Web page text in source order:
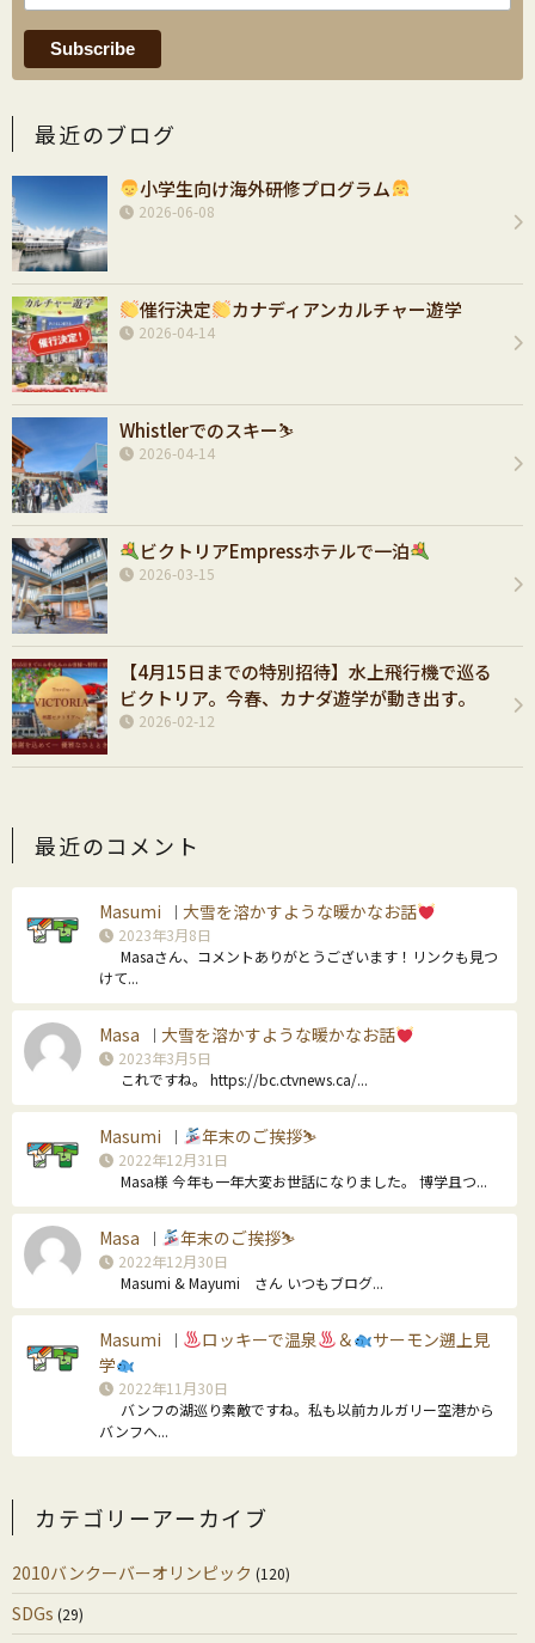
最近のブログ
小学生向け海外研修プログラム
2026-06-08
催行決定 カナディアンカルチャー遊学
2026-04-14
Whistlerでのスキー⛷️
2026-04-14
ビクトリアEmpressホテルで一泊
2026-03-15
【4月15日までの特別招待】水上飛行機で巡る
ビクトリア。今春、カナダ遊学が動き出す。
2026-02-12
最近のコメント
Masumi ｜ 大雪を溶かすような暖かなお話
2023年3月8日
Masaさん、コメントありがとうございます！リンクも見つ
けて...
Masa ｜ 大雪を溶かすような暖かなお話
2023年3月5日
これですね。 https://bc.ctvnews.ca/...
Masumi ｜ 年末のご挨拶⛷
2022年12月31日
Masa様 今年も一年大変お世話になりました。 博学且つ...
Masa ｜ 年末のご挨拶⛷
2022年12月30日
Masumi & Mayumi さん いつもブログ...
Masumi ｜ ロッキーで温泉 ＆
サーモン遡上見
学
2022年11月30日
バンフの湖巡り素敵ですね。私も以前カルガリー空港から
バンフへ...
カテゴリーアーカイブ
2010バンクーバーオリンピック (120)
SDGs (29)